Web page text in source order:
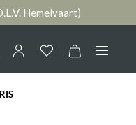
Hemelvaart)